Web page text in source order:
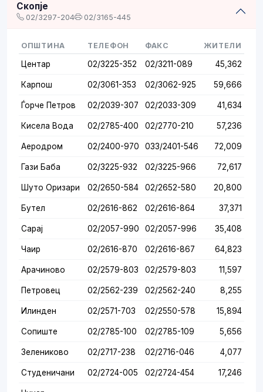
Скопје
02/3297-204 02/3165-445
ОПШТИНА ТЕЛЕФОН ФАКС ЖИТЕЛИ
Центар 02/3225-352 02/3211-089 45,362
Карпош 02/3061-353 02/3062-925 59,666
Ѓорче Петров 02/2039-307 02/2033-309 41,634
Кисела Вода 02/2785-400 02/2770-210 57,236
Аеродром 02/2400-970 033/2401-546 72,009
Гази Баба 02/3225-932 02/3225-966 72,617
Шуто Оризари 02/2650-584 02/2652-580 20,800
Бутел 02/2616-862 02/2616-864 37,371
Сарај 02/2057-990 02/2057-996 35,408
Чаир 02/2616-870 02/2616-867 64,823
Арачиново 02/2579-803 02/2579-803 11,597
Петровец 02/2562-239 02/2562-240 8,255
Илинден 02/2571-703 02/2550-578 15,894
Сопиште 02/2785-100 02/2785-109 5,656
Зелениково 02/2717-238 02/2716-046 4,077
Студеничани 02/2724-005 02/2724-454 17,246